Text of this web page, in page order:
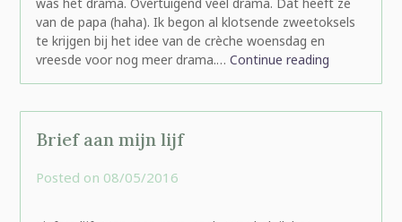
van de papa (haha). Ik begon al klotsende zweetoksels
te krijgen bij het idee van de crèche woensdag en
vreesde voor nog meer drama.… Continue reading
Brief aan mijn lijf
Posted on 08/05/2016